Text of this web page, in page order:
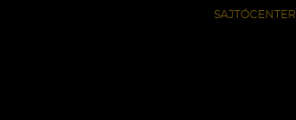
SAJTÓCENTER